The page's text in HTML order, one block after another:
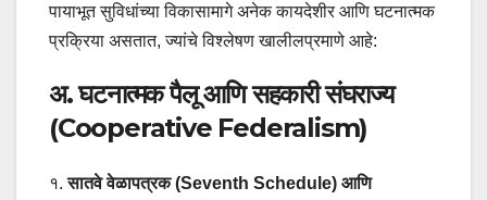
पायाभूत सुविधांच्या विकासामागे अनेक कायदेशीर आणि घटनात्मक
प्रक्रिया असतात, ज्यांचे विश्लेषण खालीलप्रमाणे आहे:
अ. घटनात्मक पैलू आणि सहकारी संघराज्य
(Cooperative Federalism)
१.सातवे वेळापत्रक (Seventh Schedule) आणि